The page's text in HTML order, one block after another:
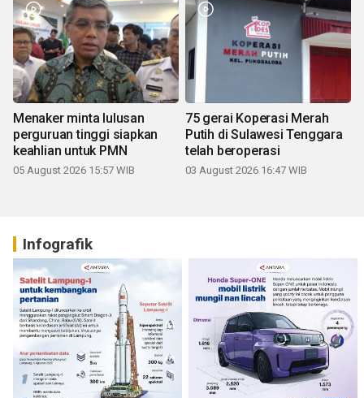
Menaker minta lulusan
perguruan tinggi siapkan
keahlian untuk PMN
05 August 2026 15:57 WIB
75 gerai Koperasi Merah
Putih di Sulawesi Tenggara
telah beroperasi
03 August 2026 16:47 WIB
Infografik